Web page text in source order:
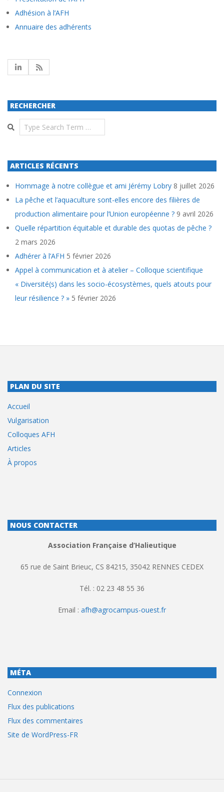
Adhésion à l’AFH
Annuaire des adhérents
RECHERCHER
Search
ARTICLES RÉCENTS
Hommage à notre collègue et ami Jérémy Lobry 8 juillet 2026
La pêche et l’aquaculture sont-elles encore des filières de
production alimentaire pour l’Union européenne ? 9 avril 2026
Quelle répartition équitable et durable des quotas de pêche ?
2 mars 2026
Adhérer à l’AFH 5 février 2026
Appel à communication et à atelier – Colloque scientifique
« Diversité(s) dans les socio-écosystèmes, quels atouts pour
leur résilience ? » 5 février 2026
PLAN DU SITE
Accueil
Vulgarisation
Colloques AFH
Articles
À propos
NOUS CONTACTER
Association Française d’Halieutique
65 rue de Saint Brieuc, CS 84215, 35042 RENNES CEDEX
Tél. : 02 23 48 55 36
Email : afh@agrocampus-ouest.fr
MÉTA
Connexion
Flux des publications
Flux des commentaires
Site de WordPress-FR